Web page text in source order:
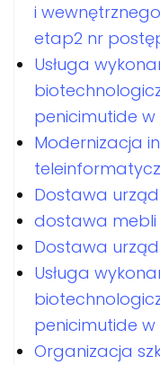
i
etap2 nr
Usługa
penicimutide w
Modernizacja
Dostawa
dostawa mebli
Dostawa
Usługa
penicimutide w
Organizacja